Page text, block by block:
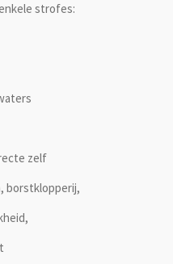
strofes:
zelf
borstklopperij,